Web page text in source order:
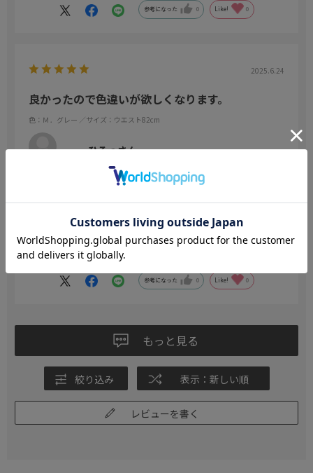
参考になった 0 Like! 0
2025.6.24
良かったので色違いが欲しくなります。
色：Ｍ．グレー ／サイズ：ウエスト82cm
ひろっさん
50代
期待せずに購入しましたが、麻混のような質感、デザイン、涼しい
履き心地、色合いと、どれも申し分なく、色違いも買っておけば良
かったと思っています。かなりお得だと思います。
参考になった 0 Like! 0
もっと見る
絞り込み 表示：新しい順
レビューを書く